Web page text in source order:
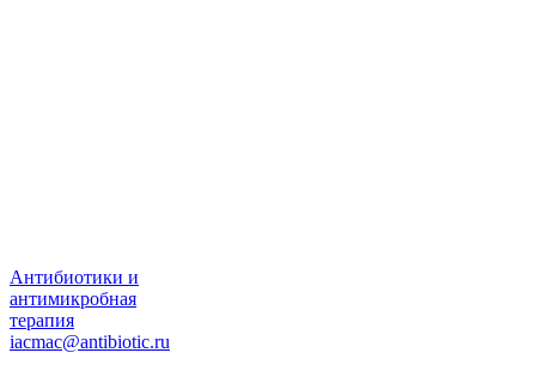
Антибиотики и
антимикробная
терапия
iacmac@antibiotic.ru